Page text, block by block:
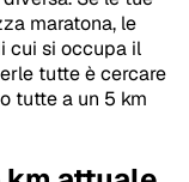
maratona, le
cui si occupa il
tutte è cercare
tutte a un 5 km